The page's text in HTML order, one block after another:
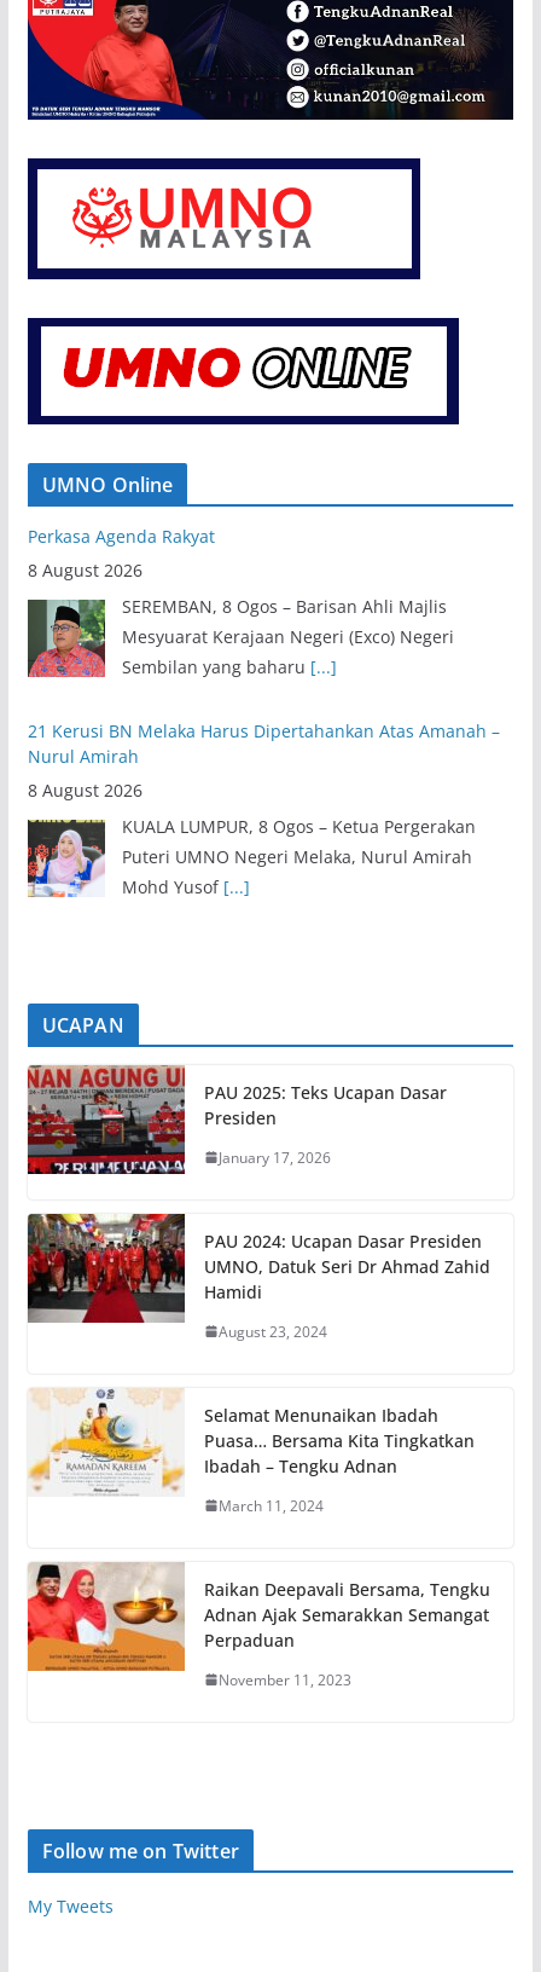
UMNO Online
21 Kerusi BN Melaka Harus Dipertahankan Atas Amanah –
Nurul Amirah
8 August 2026
KUALA LUMPUR, 8 Ogos – Ketua Pergerakan
Puteri UMNO Negeri Melaka, Nurul Amirah
Exco Baharu Negeri Sembilan Tekad Terjemah Amanah,
Perkasa Agenda Rakyat
8 August 2026
SEREMBAN, 8 Ogos – Barisan Ahli Majlis
Mesyuarat Kerajaan Negeri (Exco) Negeri
UCAPAN
PAU 2025: Teks Ucapan Dasar
Presiden
January 17, 2026
PAU 2024: Ucapan Dasar Presiden
UMNO, Datuk Seri Dr Ahmad Zahid
Hamidi
August 23, 2024
Selamat Menunaikan Ibadah
Puasa… Bersama Kita Tingkatkan
Ibadah – Tengku Adnan
March 11, 2024
Raikan Deepavali Bersama, Tengku
Adnan Ajak Semarakkan Semangat
Perpaduan
November 11, 2023
Follow me on Twitter
My Tweets